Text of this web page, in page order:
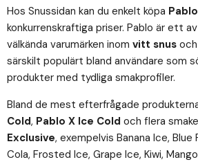
Hos Snussidan kan du enkelt köpa
konkurrenskraftiga priser. Pablo är ett
välkända varumärken inom vitt snus och
särskilt populärt bland användare som
produkter med tydliga smakprofiler.
Bland de mest efterfrågade
Cold, Pablo X Ice Cold och flera
Exclusive, exempelvis Banana Ice, Blue
Cola, Frosted Ice, Grape Ice, Kiwi,